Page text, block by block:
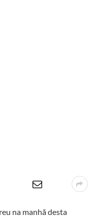
na manhã desta